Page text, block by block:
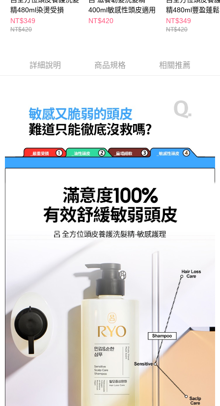
【注意事項】
１．透過由恩沛科技股份有限公司提供之「AFTEE先享後付」服務完成之交
易，需依本服務之必要範圍內提供個人資料，並將交易相關給付款項請求債
３．未成年的使用者請事先徵得法定代理人或監護人之同意方可使用
請求用戶進行身份認證。
５．嚴禁一人註冊多個帳號或使用他人資訊註冊。若發現惡意使用之情形，
恩沛科技股份有限公司將有權停止該用戶之使用額度並採取法律行動。
7-11取貨付款
每筆NT$65，滿NT$490(含以上)免運費
宅配(本島)
每筆NT$80，滿NT$290(含以上)免運費
精480ml染燙受損
NT$349
NT$420
400ml敏感性頭皮適用
NT$420
精480ml豐盈蓬鬆
NT$349
NT$420
詳細說明 商品規格 相關推薦